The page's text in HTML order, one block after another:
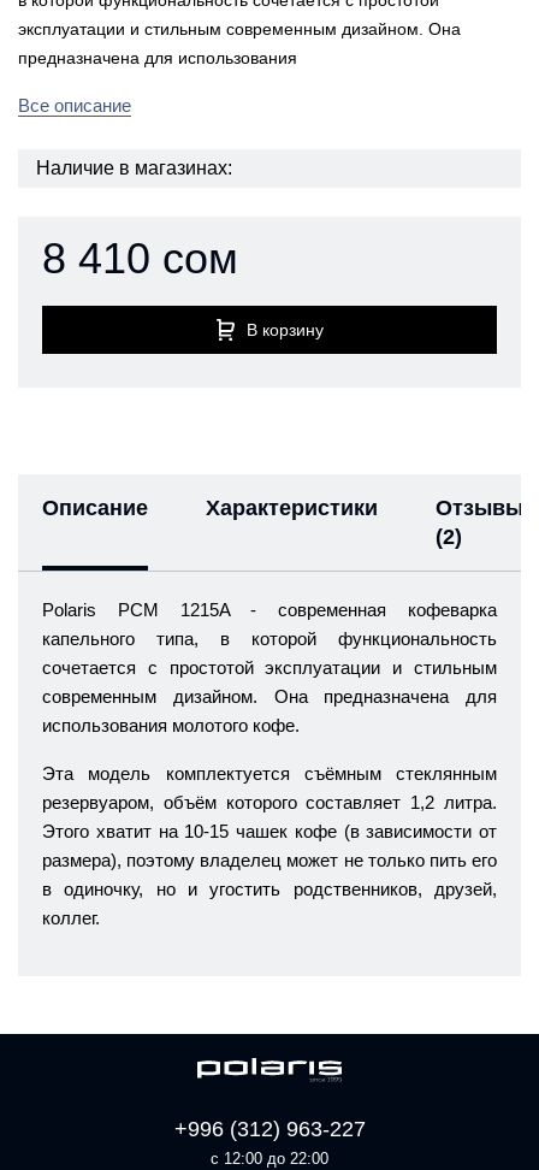
эксплуатации и стильным современным дизайном. Она
предназначена для использования
Все описание
Наличие в магазинах:
8 410 сом
В корзину
Описание Характеристики
Отзывы
(2)
Polaris PCM 1215A - современная кофеварка
капельного типа, в которой функциональность
сочетается с простотой эксплуатации и стильным
современным дизайном. Она предназначена для
использования молотого кофе.
Эта модель комплектуется съёмным стеклянным
резервуаром, объём которого составляет 1,2 литра.
Этого хватит на 10-15 чашек кофе (в зависимости от
размера), поэтому владелец может не только пить его
в одиночку, но и угостить родственников, друзей,
коллег.
+996 (312) 963-227
с 12:00 до 22:00